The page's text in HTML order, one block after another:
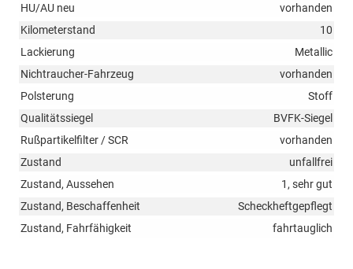
HU/AU neu
vorhanden
Kilometerstand
10
Lackierung
Metallic
Nichtraucher-Fahrzeug
vorhanden
Polsterung
Stoff
Qualitätssiegel
BVFK-Siegel
Rußpartikelfilter / SCR
vorhanden
Zustand
unfallfrei
Zustand, Aussehen
1, sehr gut
Zustand, Beschaffenheit
Scheckheftgepflegt
Zustand, Fahrfähigkeit
fahrtauglich